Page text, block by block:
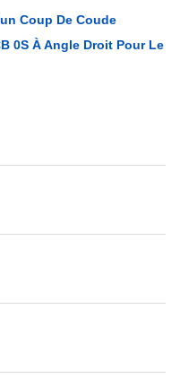
Coup De Coude
0S À Angle Droit Pour Le